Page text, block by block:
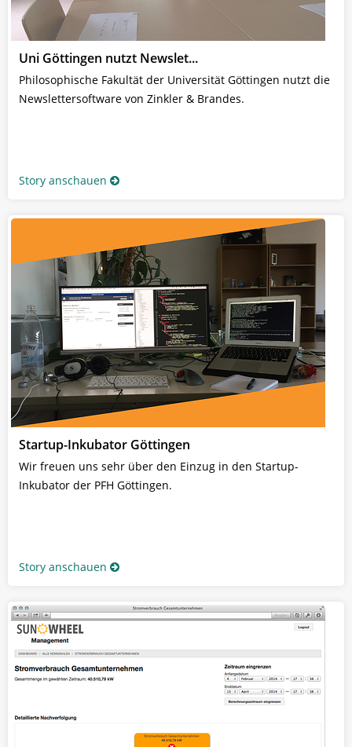
Uni Göttingen nutzt Newslet...
Philosophische Fakultät der Universität Göttingen nutzt die
Newslettersoftware von Zinkler & Brandes.
Story anschauen
Startup-Inkubator Göttingen
Wir freuen uns sehr über den Einzug in den Startup-
Inkubator der PFH Göttingen.
Story anschauen